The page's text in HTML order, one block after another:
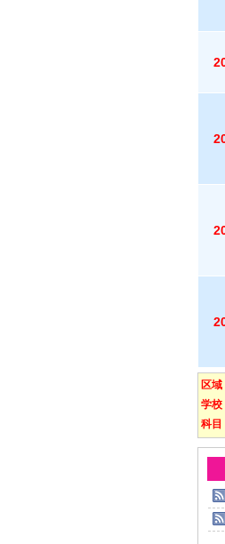
区域
学校
科目